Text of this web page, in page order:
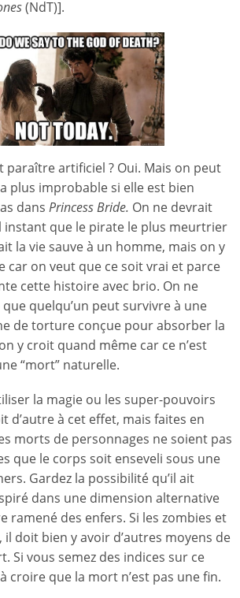
(NdT)].
paraître artificiel ? Oui. Mais on peut
plus improbable si elle est bien
dans Princess Bride. On ne devrait
instant que le pirate le plus meurtrier
la vie sauve à un homme, mais on y
car on veut que ce soit vrai et parce
cette histoire avec brio. On ne
quelqu’un peut survivre à une
de torture conçue pour absorber la
y croit quand même car ce n’est
“mort” naturelle.
la magie ou les super-pouvoirs
d’autre à cet effet, mais faites en
morts de personnages ne soient pas
que le corps soit enseveli sous une
Gardez la possibilité qu’il ait
dans une dimension alternative
ramené des enfers. Si les zombies et
il doit bien y avoir d’autres moyens de
Si vous semez des indices sur ce
croire que la mort n’est pas une fin.